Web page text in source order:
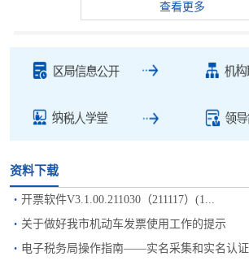
查看更多
资料下载
· 开票软件V3.1.00.211030（211117）(1...
· 关于做好我市机动车发票使用工作的提示
· 电子税务局操作指南——实名采集和实名认证